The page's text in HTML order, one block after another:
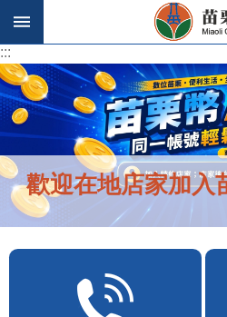
跳到主要內容區塊
:::
:::
歡迎在地店家加入